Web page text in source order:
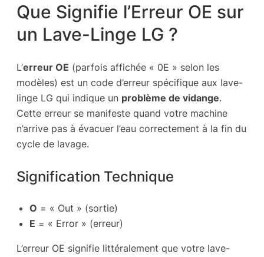
Que Signifie l’Erreur OE sur
un Lave-Linge LG ?
L’erreur OE (parfois affichée « 0E » selon les
modèles) est un code d’erreur spécifique aux lave-
linge LG qui indique un problème de vidange.
Cette erreur se manifeste quand votre machine
n’arrive pas à évacuer l’eau correctement à la fin du
cycle de lavage.
Signification Technique
O = « Out » (sortie)
E = « Error » (erreur)
L’erreur OE signifie littéralement que votre lave-